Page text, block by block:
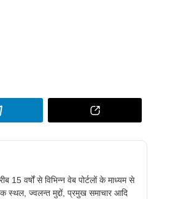
वर्षों से विभिन्न वेब पोर्टलों के माध्यम से
स्थल, ज्वलन्त मुद्दों, प्रमुख समाचार आदि